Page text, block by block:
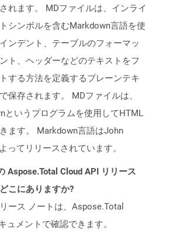
れます。 MDファイルは、インライ
シンボルを含むMarkdown言語を使
ンデント、テーブルのフォーマッ
ト、ヘッダーなどのテキストをフ
する方法を定義するプレーンテキ
保存されます。 MDファイルは、
というプログラムを使用してHTML
ます。 Markdown言語はJohn
ってリリースされています。
Aspose.Total Cloud API リリース
こにありますか?
ース ノートは、Aspose.Total
ュメントで確認できます。